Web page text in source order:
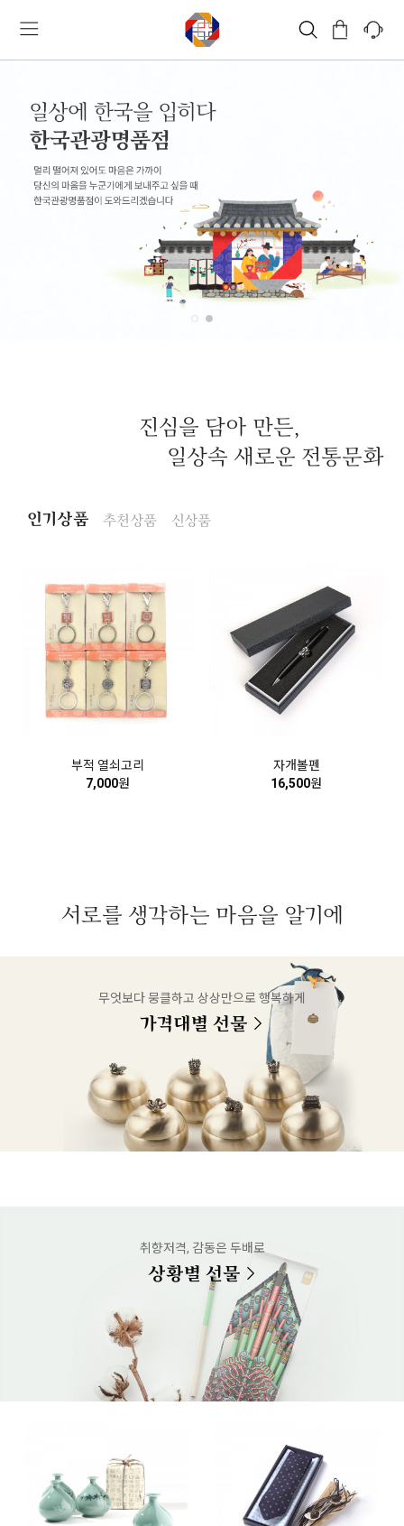
진심을 담아 만든,
일상속 새로운 전통문화
인기상품 추천상품 신상품
부적 열쇠고리
7,000원
자개볼펜
16,500원
서로를 생각하는 마음을 알기에
무엇보다 뭉클하고 상상만으로 행복하게
가격대별 선물
취향저격, 감동은 두배로
상황별 선물